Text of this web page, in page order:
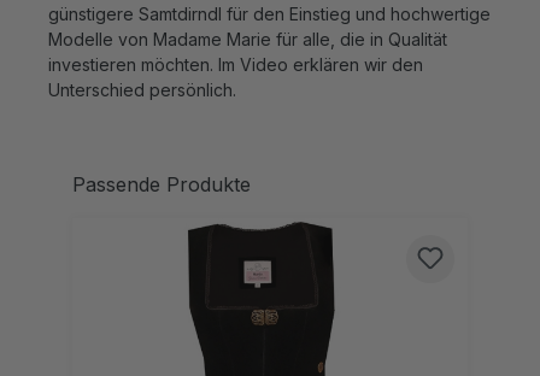
Modelle von Madame Marie für alle, die in Qualität
investieren möchten. Im Video erklären wir den
Unterschied persönlich.